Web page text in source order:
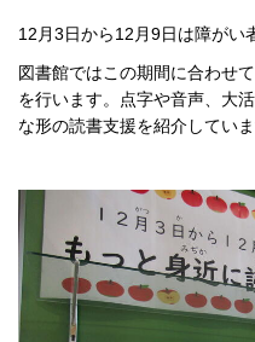
12月3日から12月9日は障がい
図書館ではこの期間に合わせ
を行います。点字や音声、大
な形の読書支援を紹介していま